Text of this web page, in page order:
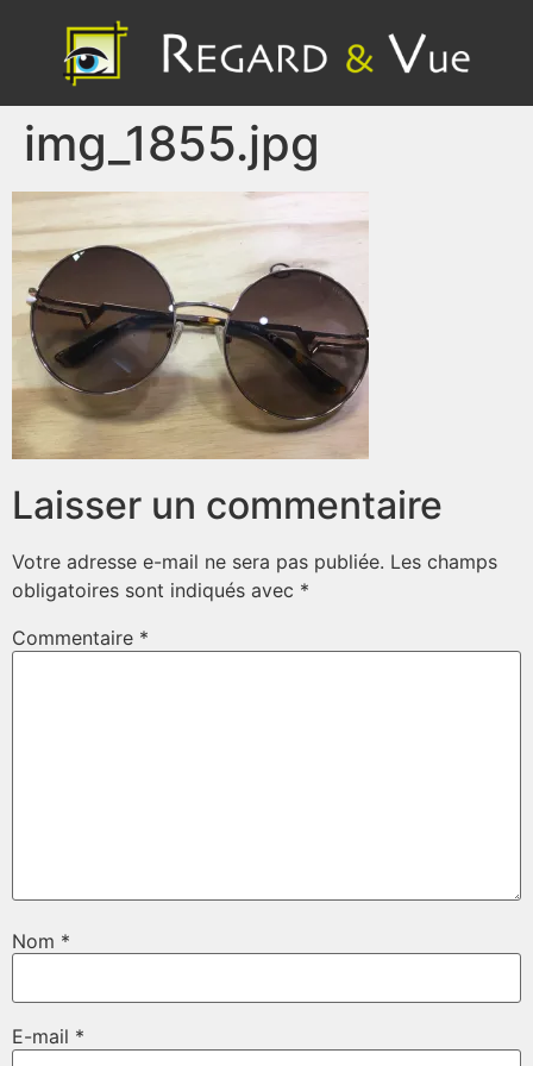
img_1855.jpg
Laisser un commentaire
Votre adresse e-mail ne sera pas publiée. Les champs
obligatoires sont indiqués avec *
Commentaire *
Nom *
E-mail *